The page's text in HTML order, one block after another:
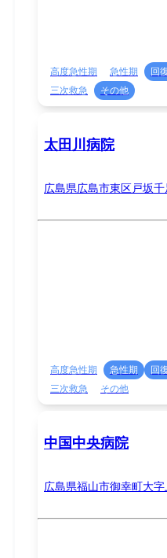
高度急性期 急性期 回
三次救急
その他
太田川病院
広島県広島市東区戸坂
高度急性期 急性期 回
三次救急
その他
中国中央病院
広島県福山市御幸町大